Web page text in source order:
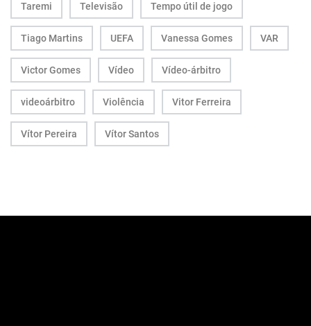
Taremi Televisão Tempo útil de jogo
Tiago Martins UEFA Vanessa Gomes VAR
Victor Gomes Vídeo Vídeo-árbitro
videoárbitro Violência Vitor Ferreira
Vítor Pereira Vítor Santos